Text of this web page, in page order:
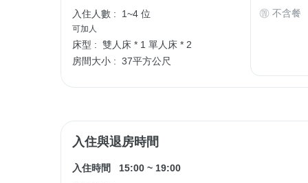
入住人數 : 1~4 位
可加人
床型 : 雙人床 * 1 單人床 * 2
房間大小 : 37平方公尺
不含餐
入住與退房時間
入住時間 15:00 ~ 19:00